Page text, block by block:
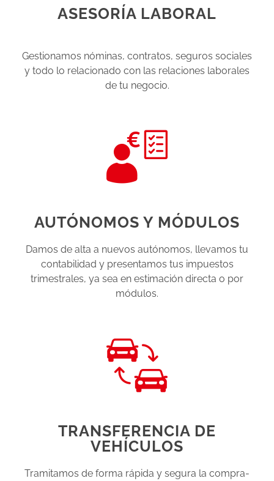
ASESORÍA LABORAL
Gestionamos nóminas, contratos, seguros sociales
y todo lo relacionado con las relaciones laborales
de tu negocio.
AUTÓNOMOS Y MÓDULOS
Damos de alta a nuevos autónomos, llevamos tu
contabilidad y presentamos tus impuestos
trimestrales, ya sea en estimación directa o por
módulos.
TRANSFERENCIA DE
VEHÍCULOS
Tramitamos de forma rápida y segura la compra-